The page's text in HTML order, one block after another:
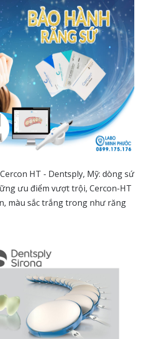
HT - Dentsply, Mỹ: dòng sứ
ưu điểm vượt trội, Cercon-HT
màu sắc trắng trong như răng